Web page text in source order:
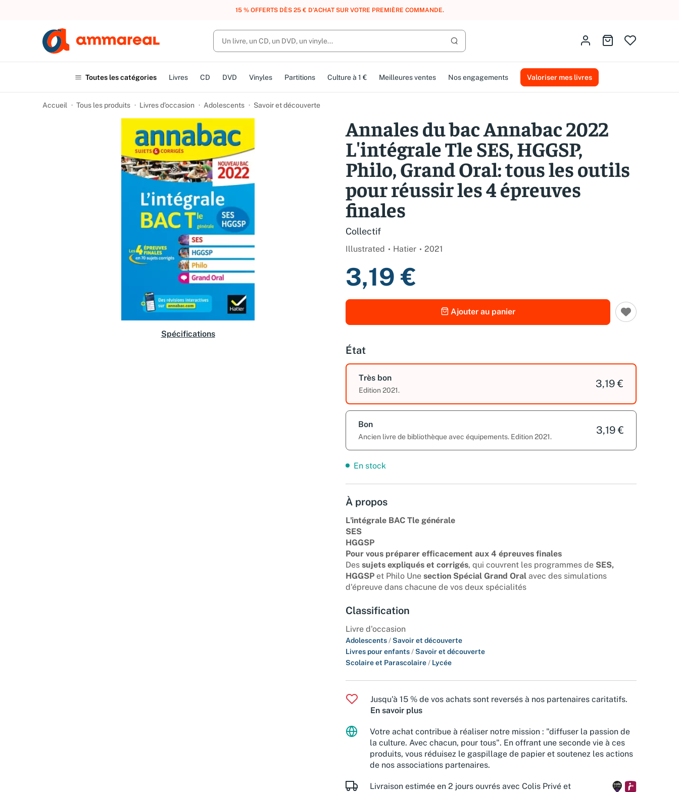
UN ACHAT, DES POINTS, DES RÉCOMPENSES :REJOIGNEZ GRATUITEMENT LE CLUB AMMAREAL.
Lancer la recherche
Identifiez-vousAller au panier
Toutes les catégories Livres CD DVD Vinyles Partitions Culture à 1 € Meilleures ventes Nos engagements Valoriser mes livres
Accueil Tous les produits Livres d’occasion Adolescents Savoir et découverte
Spécifications
Annales du bac Annabac 2022
L'intégrale Tle SES, HGGSP,
Philo, Grand Oral: tous les outils
pour réussir les 4 épreuves
finales
Collectif
Illustrated Hatier 2021
3,19 €
Ajouter au panier
État
Très bon
Edition 2021.
3,19 €
Bon
Ancien livre de bibliothèque avec équipements. Edition 2021.
3,19 €
En stock
À propos
L'intégrale BAC Tle générale
SES
HGGSP
Pour vous préparer efficacement aux 4 épreuves finales
Des sujets expliqués et corrigés, qui couvrent les programmes de SES,
HGGSP et Philo Une section Spécial Grand Oral avec des simulations
d'épreuve dans chacune de vos deux spécialités
Classification
Livre d'occasion
Adolescents /Savoir et découverte
Livres pour enfants /Savoir et découverte
Scolaire et Parascolaire / Lycée
Jusqu'à 15 % de vos achats sont reversés à nos partenaires caritatifs.
En savoir plus
Votre achat contribue à réaliser notre mission : "diffuser la passion de
la culture. Avec chacun, pour tous". En offrant une seconde vie à ces
produits, vous réduisez le gaspillage de papier et soutenez les actions
de nos associations partenaires.
Livraison estimée en 2 jours ouvrés avec Colis Privé et